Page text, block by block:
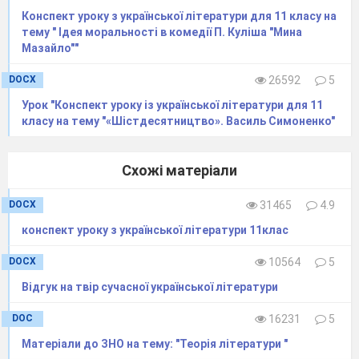
Аналіз поетики мови представлених
творів.
Узагальніть досліджене у формі діаграми Вена.
Він навіть спинився. Блискучі вогні, гуркіт і
дзвінки трамваїв, що схрещувались тут і
котились громіздкими тушами, пронизливі
викрики дрібний авто й гукання візників разом
з глухим гомоном людської хвилі раптом
вулиці він здибався з містом віч-на-віч.
прихилившись до муру, притискуваний
нахабними накотами юрби, хлопець стояв і
дивився, блукаючи очима вздовж вулиці й не
знаходячи її меж…
Місто чудне. Зовкола воно рухливе й
швидке, життя в ньому, здається, б’є джерелом
Конспект уроку з української літератури для 11 класу на
тему " Ідея моральності в комедії П. Куліша "Мина
Мазайло""
DOCX 26592
5
Урок "Конспект уроку із української літератури для 11
класу на тему "«Шістдесятництво». Василь Симоненко"
Схожі матеріали
DOCX 31465
4.9
конспект уроку з української літератури 11клас
DOCX 10564
5
Відгук на твір сучасної української літератури
DOC 16231
5
Матеріали до ЗНО на тему: "Теорія літератури "